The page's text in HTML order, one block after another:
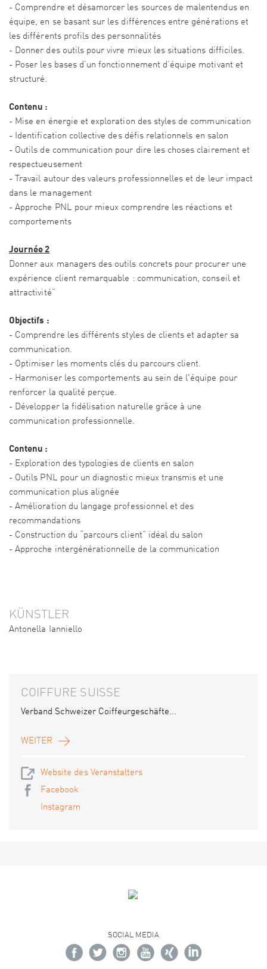
- Comprendre et désamorcer les sources de malentendus en
équipe, en se basant sur les différences entre générations et
les différents profils des personnalités
- Donner des outils pour vivre mieux les situations difficiles.
- Poser les bases d’un fonctionnement d’équipe motivant et
structuré.
Contenu :
- Mise en énergie et exploration des styles de communication
- Identification collective des défis relationnels en salon
- Outils de communication pour dire les choses clairement et
respectueusement
- Travail autour des valeurs professionnelles et de leur impact
dans le management
- Approche PNL pour mieux comprendre les réactions et
comportements
Journée 2
Donner aux managers des outils concrets pour procurer une
expérience client remarquable : communication, conseil et
attractivité”
Objectifs :
- Comprendre les différents styles de clients et adapter sa
communication.
- Optimiser les moments clés du parcours client.
- Harmoniser les comportements au sein de l'équipe pour
renforcer la qualité perçue.
- Développer la fidélisation naturelle grâce à une
communication professionnelle.
Contenu :
- Exploration des typologies de clients en salon
- Outils PNL pour un diagnostic mieux transmis et une
communication plus alignée
- Amélioration du langage professionnel et des
recommandations
- Construction du “parcours client” idéal du salon
- Approche intergénérationnelle de la communication
KÜNSTLER
Antonella Ianniello
COIFFURE SUISSE
Verband Schweizer Coiffeurgeschäfte...
WEITER
Website des Veranstalters
Facebook
Instagram
SOCIAL MEDIA